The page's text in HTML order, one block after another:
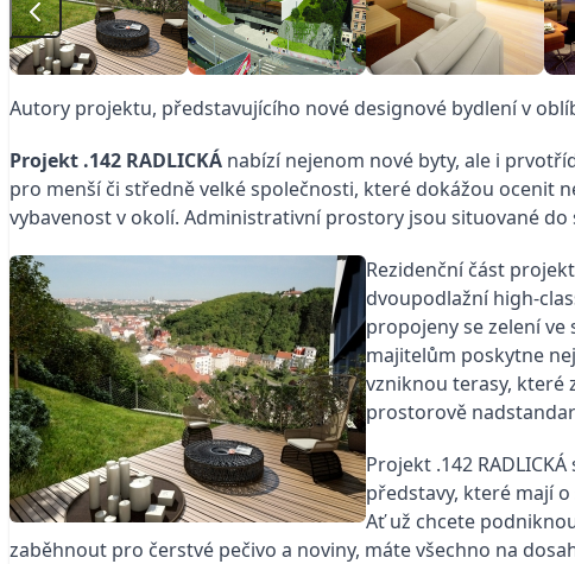
Autory projektu, představujícího nové designové bydlení v
Projekt .142 RADLICKÁ nabízí nejenom nové byty, ale i
pro menší či středně velké společnosti, které dokážou ocenit
vybavenost v okolí. Administrativní prostory jsou situované
Rezidenční část
dvoupodlažní high-
propojeny se zelení
majitelům poskytne
vzniknou terasy, které
prostorově
Projekt .142
představy, které mají o
Ať už chcete
zaběhnout pro čerstvé pečivo a noviny, máte všechno na